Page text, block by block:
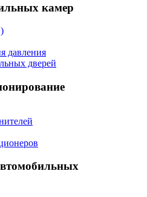
камер
давления
дверей